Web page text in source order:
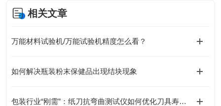
相关文章
万能材料试验机/万能试验机精度怎么看？
如何解决瓶装粉末保健品出现结块现象
包装行业“刚需”：纸刀抗弯曲测试仪如何优化刀具寿命？